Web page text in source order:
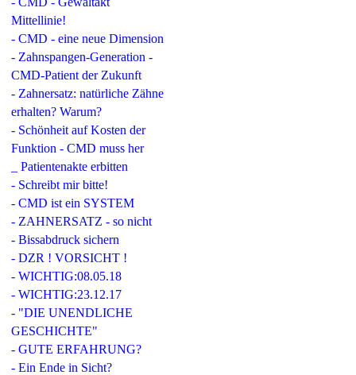
Mittellinie!
- CMD - eine neue Dimension
- Zahnspangen-Generation -
CMD-Patient der Zukunft
- Zahnersatz: natürliche Zähne
erhalten? Warum?
- Schönheit auf Kosten der
Funktion - CMD muss her
_ Patientenakte erbitten
- Schreibt mir bitte!
- CMD ist ein SYSTEM
- ZAHNERSATZ - so nicht
- Bissabdruck sichern
- DZR ! VORSICHT !
- WICHTIG:08.05.18
- WICHTIG:23.12.17
- "DIE UNENDLICHE
GESCHICHTE"
- GUTE ERFAHRUNG?
- Ein Ende in Sicht?